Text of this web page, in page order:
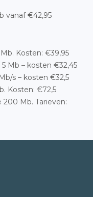
vanaf €42,95
Kosten: €39,95
Mb – kosten €32,45
s – kosten €32,5
Kosten: €72,5
Mb. Tarieven: